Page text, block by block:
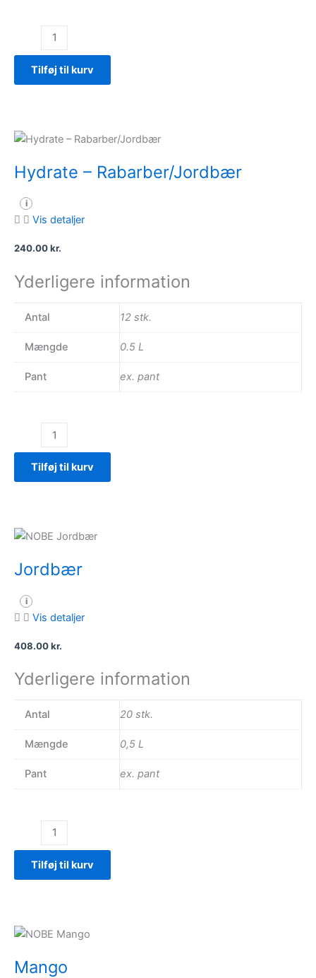
Razz
Tilføj til kurv
Hydrate – Rabarber/Jordbær
i
Vis detaljer
240.00kr.
Yderligere information
Antal 12 stk.
Mængde 0.5 L
Pant ex. pant
Rabarber/Jordbær
antal
Tilføj til kurv
Jordbær
i
Vis detaljer
408.00kr.
Yderligere information
Antal 20 stk.
Mængde 0,5 L
Pant ex. pant
Jordbær
Tilføj til kurv
Mango